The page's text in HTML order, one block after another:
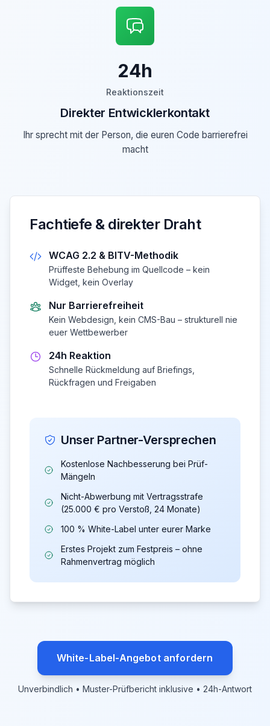
24h
Reaktionszeit
Direkter Entwicklerkontakt
Ihr sprecht mit der Person, die euren Code barrierefrei
macht
Fachtiefe & direkter Draht
WCAG 2.2 & BITV-Methodik
Prüffeste Behebung im Quellcode – kein
Widget, kein Overlay
Nur Barrierefreiheit
Kein Webdesign, kein CMS-Bau – strukturell nie
euer Wettbewerber
24h Reaktion
Schnelle Rückmeldung auf Briefings,
Rückfragen und Freigaben
Unser Partner-Versprechen
Kostenlose Nachbesserung bei Prüf-
Mängeln
Nicht-Abwerbung mit Vertragsstrafe
(25.000 € pro Verstoß, 24 Monate)
100 % White-Label unter eurer Marke
Erstes Projekt zum Festpreis – ohne
Rahmenvertrag möglich
White-Label-Angebot anfordern
Unverbindlich • Muster-Prüfbericht inklusive • 24h-Antwort